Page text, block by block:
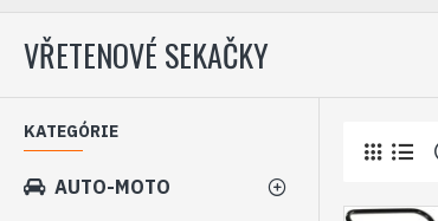
VŘETENOVÉ SEKAČKY
KATEGÓRIE
AUTO-MOTO